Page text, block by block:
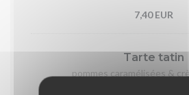
7,40 EUR
Tarte tatin
pommes caramélisées &